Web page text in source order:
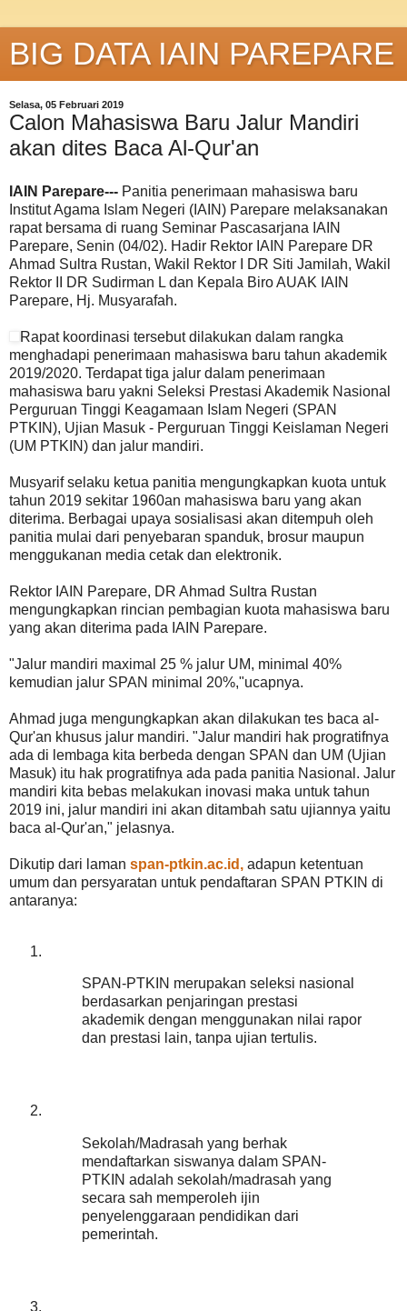
BIG DATA IAIN PAREPARE
Selasa, 05 Februari 2019
Calon Mahasiswa Baru Jalur Mandiri
akan dites Baca Al-Qur'an
IAIN Parepare--- Panitia penerimaan mahasiswa baru
Institut Agama Islam Negeri (IAIN) Parepare melaksanakan
rapat bersama di ruang Seminar Pascasarjana IAIN
Parepare, Senin (04/02). Hadir Rektor IAIN Parepare DR
Ahmad Sultra Rustan, Wakil Rektor I DR Siti Jamilah, Wakil
Rektor II DR Sudirman L dan Kepala Biro AUAK IAIN
Parepare, Hj. Musyarafah.
Rapat koordinasi tersebut dilakukan dalam rangka
menghadapi penerimaan mahasiswa baru tahun akademik
2019/2020. Terdapat tiga jalur dalam penerimaan
mahasiswa baru yakni Seleksi Prestasi Akademik Nasional
Perguruan Tinggi Keagamaan Islam Negeri (SPAN
PTKIN), Ujian Masuk - Perguruan Tinggi Keislaman Negeri
(UM PTKIN) dan jalur mandiri.
Musyarif selaku ketua panitia mengungkapkan kuota untuk
tahun 2019 sekitar 1960an mahasiswa baru yang akan
diterima. Berbagai upaya sosialisasi akan ditempuh oleh
panitia mulai dari penyebaran spanduk, brosur maupun
menggukanan media cetak dan elektronik.
Rektor IAIN Parepare, DR Ahmad Sultra Rustan
mengungkapkan rincian pembagian kuota mahasiswa baru
yang akan diterima pada IAIN Parepare.
"Jalur mandiri maximal 25 % jalur UM, minimal 40%
kemudian jalur SPAN minimal 20%,"ucapnya.
Ahmad juga mengungkapkan akan dilakukan tes baca al-
Qur'an khusus jalur mandiri. "Jalur mandiri hak progratifnya
ada di lembaga kita berbeda dengan SPAN dan UM (Ujian
Masuk) itu hak progratifnya ada pada panitia Nasional. Jalur
mandiri kita bebas melakukan inovasi maka untuk tahun
2019 ini, jalur mandiri ini akan ditambah satu ujiannya yaitu
baca al-Qur'an," jelasnya.
Dikutip dari laman span-ptkin.ac.id, adapun ketentuan
umum dan persyaratan untuk pendaftaran SPAN PTKIN di
antaranya:
SPAN-PTKIN merupakan seleksi nasional
berdasarkan penjaringan prestasi
akademik dengan menggunakan nilai rapor
dan prestasi lain, tanpa ujian tertulis.
Sekolah/Madrasah yang berhak
mendaftarkan siswanya dalam SPAN-
PTKIN adalah sekolah/madrasah yang
secara sah memperoleh ijin
penyelenggaraan pendidikan dari
pemerintah.